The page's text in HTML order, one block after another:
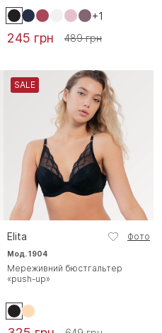
+1
245 грн 489 грн
SALE
Elita Фото
Мод. 1904
Мереживний бюстгальтер
«push-up»